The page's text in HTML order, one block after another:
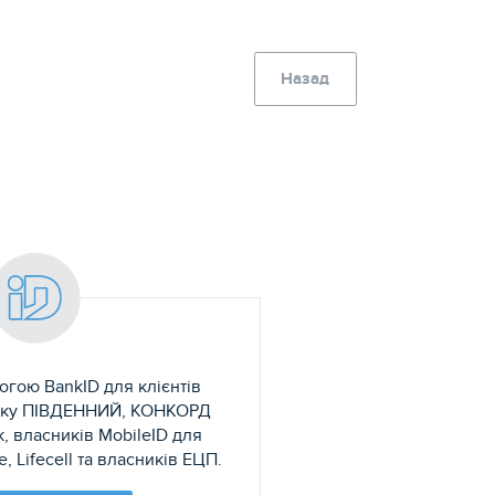
Назад
BankID для клієнтів
ПІВДЕННИЙ, КОНКОРД
власників MobileID для
Lifecell та власників ЕЦП.